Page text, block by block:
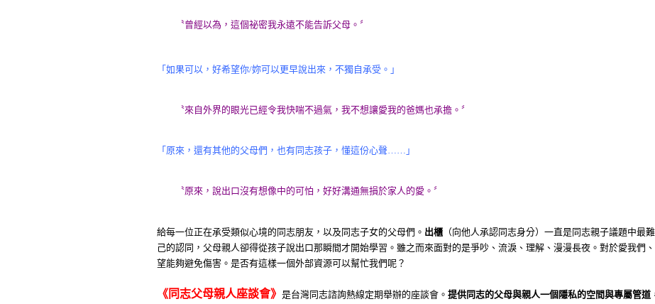
〝曾經以為，這個祕密我永遠不能告訴父母。〞
「如果可以，好希望你/妳可以更早說出來，不獨自承受。」
〝來自外界的眼光已經令我快喘不過氣，我不想讓愛我的爸媽也承擔。〞
「原來，還有其他的父母們，也有同志孩子，懂這份心聲……」
〝原來，說出口沒有想像中的可怕，好好溝通無損於家人的愛。〞
給每一位正在承受類似心境的同志朋友，以及同志子女的父母們。 出櫃（向他人承認同志身分）一直是同志親子議題中最
己的認同，父母親人卻得從孩子說出口那瞬間才開始學習。雖之而來面對的是爭吵、流淚、理解、漫漫長夜。對於愛我們
望能夠避免傷害。是否有這樣一個外部資源可以幫忙我們呢？
《同志父母親人座談會》 是台灣同志諮詢熱線定期舉辦的座談會。 提供同志的父母與親人一個隱私的空間與專屬管